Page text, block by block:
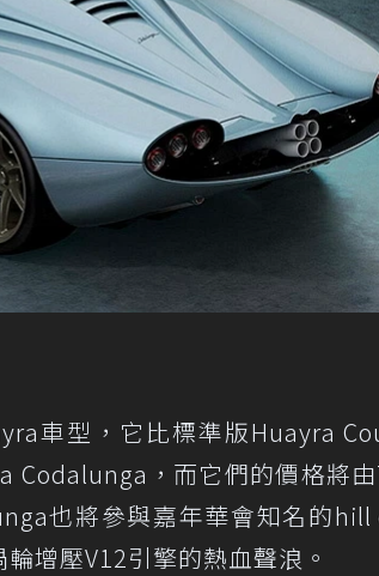
車型，它比標準版Huayra
Codalunga，而它們的價格將
也將參與嘉年華會知名的
增壓V12引擎的熱血聲浪。